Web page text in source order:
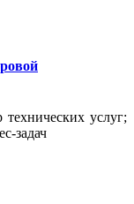
услуг;
задач